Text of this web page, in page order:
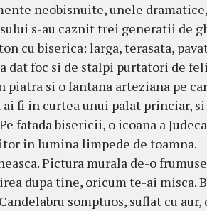
neobisnuite, unele
s-au caznit trei generatii de
cu biserica: larga, terasata,
dat foc si de stalpi purtatori de
si o fantana arteziana pe
ai fi in curtea unui palat princiar,
fatada bisericii, o icoana a
in lumina limpede de toamna.
Pictura murala de-o
dupa tine, oricum te-ai misca.
somptuos, suflat cu aur,